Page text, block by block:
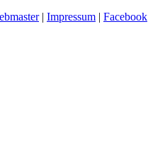
| Impressum | Facebook